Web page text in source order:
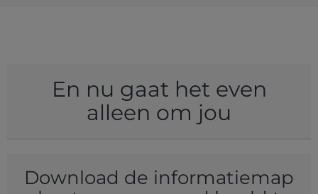
En nu gaat het even
alleen om jou
Download de informatiemap